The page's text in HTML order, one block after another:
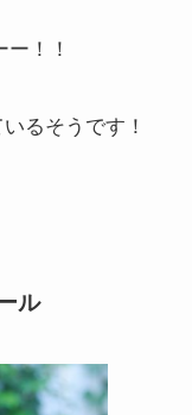
！！
るそうです！
ル